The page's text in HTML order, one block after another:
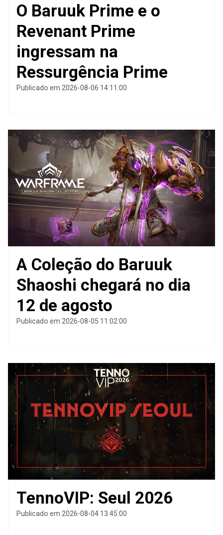
O Baruuk Prime e o
Revenant Prime
ingressam na
Ressurgência Prime
Publicado em 2026-08-06 14:11:00
A Coleção do Baruuk
Shaoshi chegará no dia
12 de agosto
Publicado em 2026-08-05 11:02:00
TennoVIP: Seul 2026
Publicado em 2026-08-04 13:45:00